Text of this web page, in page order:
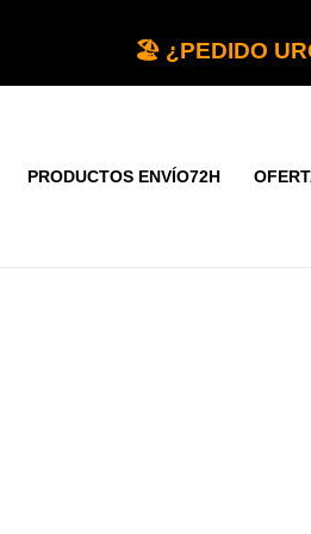
🏖️ ¿PEDIDO
PRODUCTOS ENVÍO72H